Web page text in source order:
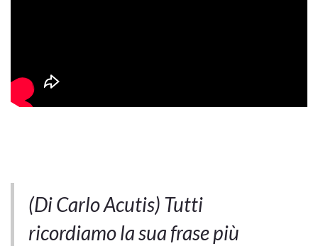
(Di Carlo Acutis) Tutti
ricordiamo la sua frase più